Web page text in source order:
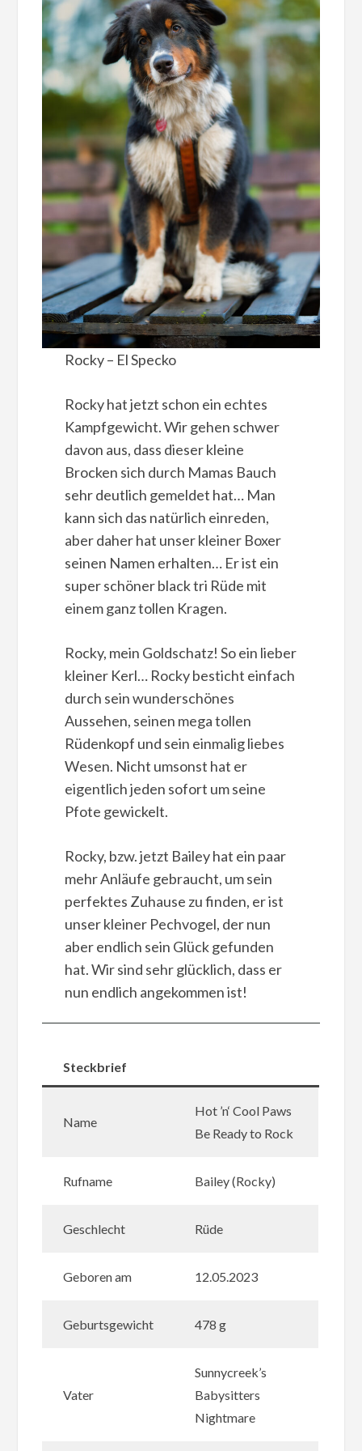
Rocky – El Specko
Rocky hat jetzt schon ein echtes
Kampfgewicht. Wir gehen schwer
davon aus, dass dieser kleine
Brocken sich durch Mamas Bauch
sehr deutlich gemeldet hat… Man
kann sich das natürlich einreden,
aber daher hat unser kleiner Boxer
seinen Namen erhalten… Er ist ein
super schöner black tri Rüde mit
einem ganz tollen Kragen.
Rocky, mein Goldschatz! So ein lieber
kleiner Kerl… Rocky besticht einfach
durch sein wunderschönes
Aussehen, seinen mega tollen
Rüdenkopf und sein einmalig liebes
Wesen. Nicht umsonst hat er
eigentlich jeden sofort um seine
Pfote gewickelt.
Rocky, bzw. jetzt Bailey hat ein paar
mehr Anläufe gebraucht, um sein
perfektes Zuhause zu finden, er ist
unser kleiner Pechvogel, der nun
aber endlich sein Glück gefunden
hat. Wir sind sehr glücklich, dass er
nun endlich angekommen ist!
Steckbrief
Name
Hot ’n‘ Cool Paws
Be Ready to Rock
Rufname Bailey (Rocky)
Geschlecht Rüde
Geboren am 12.05.2023
Geburtsgewicht 478 g
Vater
Sunnycreek’s
Babysitters
Nightmare